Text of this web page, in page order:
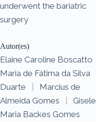
underwent the bariatric
surgery
Autor(es)
Elaine Caroline Boscatto
Maria de Fátima da Silva
Duarte
|
Marcius de
Almeida Gomes
|
Gisele
Maria Backes Gomes